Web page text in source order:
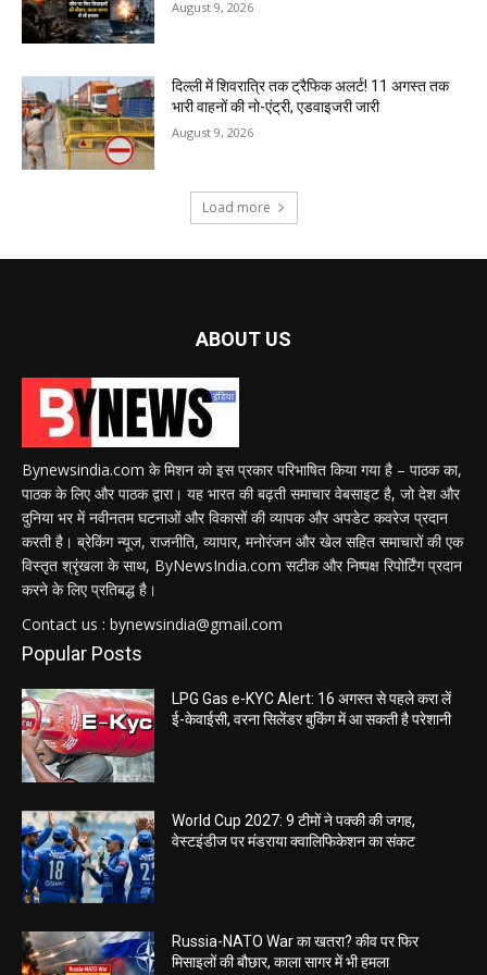
August 9, 2026
दिल्ली में शिवरात्रि तक ट्रैफिक अलर्ट! 11 अगस्त तक
भारी वाहनों की नो-एंट्री, एडवाइजरी जारी
August 9, 2026
Load more
ABOUT US
Bynewsindia.com के मिशन को इस प्रकार परिभाषित किया गया है – पाठक का,
पाठक के लिए और पाठक द्वारा। यह भारत की बढ़ती समाचार वेबसाइट है, जो देश और
दुनिया भर में नवीनतम घटनाओं और विकासों की व्यापक और अपडेट कवरेज प्रदान
करती है। ब्रेकिंग न्यूज, राजनीति, व्यापार, मनोरंजन और खेल सहित समाचारों की एक
विस्तृत श्रृंखला के साथ, ByNewsIndia.com सटीक और निष्पक्ष रिपोर्टिंग प्रदान
करने के लिए प्रतिबद्ध है।
Contact us : bynewsindia@gmail.com
Popular Posts
LPG Gas e-KYC Alert: 16 अगस्त से पहले करा लें
ई-केवाईसी, वरना सिलेंडर बुकिंग में आ सकती है परेशानी
World Cup 2027: 9 टीमों ने पक्की की जगह,
वेस्टइंडीज पर मंडराया क्वालिफिकेशन का संकट
Russia-NATO War का खतरा? कीव पर फिर
मिसाइलों की बौछार, काला सागर में भी हमला